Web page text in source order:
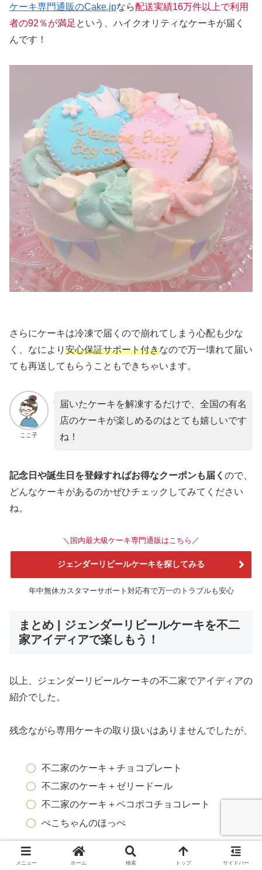
ケーキ専門通販のCake.jpなら配送実績16万件以上で利用
者の92％が満足 という、ハイクオリティなケーキが届く
んです！
さらにケーキは冷凍で届くので崩れてしまう心配も少な
く、なにより 安心保証サポート付きなので万一壊れて届い
ても再送してもらうこともできちゃいます。
ここ子
届いたケーキを解凍するだけで、全国の有名
店のケーキが楽しめるのはとても嬉しいです
ね！
記念日や誕生日を登録すればお得なクーポンも届く ので、
どんなケーキがあるのかぜひチェックしてみてください
ね。
＼国内最大級ケーキ専門通販はこちら／
ジェンダーリビールケーキを探してみる
年中無休カスタマーサポート対応有で万一のトラブルも安心
まとめ | ジェンダーリビールケーキを不二
家アイディアで楽しもう！
以上、ジェンダーリビールケーキの不二家でアイディアの
紹介でした。
残念ながら専用ケーキの取り扱いはありませんでしたが、
不二家のケーキ＋チョコプレート
不二家のケーキ＋ゼリードール
不二家のケーキ＋ペコポコチョコレート
ぺこちゃんのほっぺ
といった商品をつかうことで、不二家の商品でも十分楽し
メニュー ホーム 検索 トップ サイドバー